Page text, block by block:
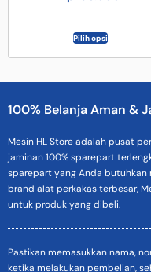
Pilih opsi
100% Belanja Aman &
Mesin HL Store adalah pusat
jaminan 100% sparepart
sparepart yang Anda butuhkan
brand alat perkakas terbesar,
untuk produk yang dibeli.
Pastikan memasukkan nama,
ketika melakukan pembelian,